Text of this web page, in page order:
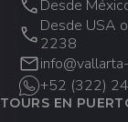
forma
24
Desde
Desde USA
2238
+52 (322)
TOURS EN